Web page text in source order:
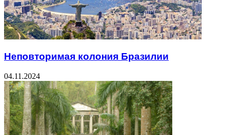
Неповторимая колония Бразилии
04.11.2024